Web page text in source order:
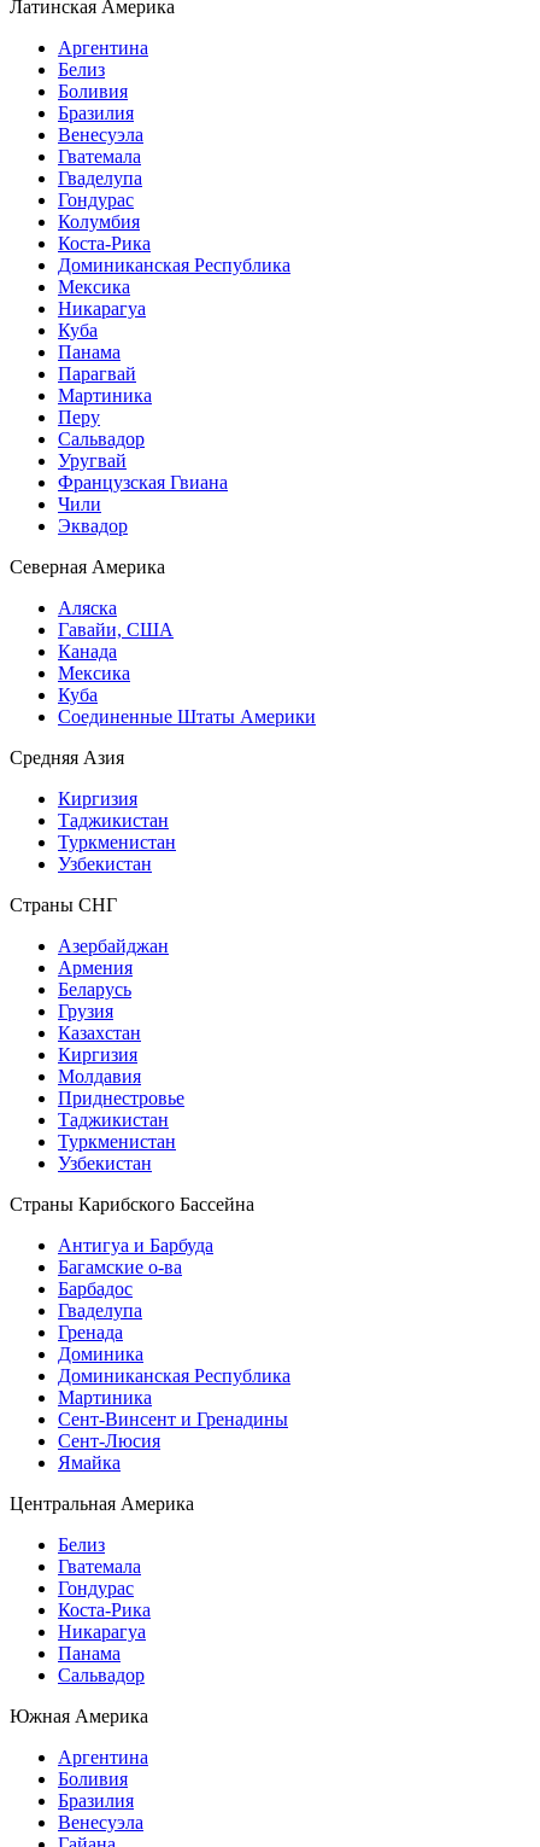
Латинская Америка
Аргентина
Белиз
Боливия
Бразилия
Венесуэла
Гватемала
Гваделупа
Гондурас
Колумбия
Коста-Рика
Доминиканская Республика
Мексика
Никарагуа
Куба
Панама
Парагвай
Мартиника
Перу
Сальвадор
Уругвай
Французская Гвиана
Чили
Эквадор
Северная Америка
Аляска
Гавайи, США
Канада
Мексика
Куба
Соединенные Штаты Америки
Средняя Азия
Киргизия
Таджикистан
Туркменистан
Узбекистан
Страны СНГ
Азербайджан
Армения
Беларусь
Грузия
Казахстан
Киргизия
Молдавия
Приднестровье
Таджикистан
Туркменистан
Узбекистан
Страны Карибского Бассейна
Антигуа и Барбуда
Багамские о-ва
Барбадос
Гваделупа
Гренада
Доминика
Доминиканская Республика
Мартиника
Сент-Винсент и Гренадины
Сент-Люсия
Ямайка
Центральная Америка
Белиз
Гватемала
Гондурас
Коста-Рика
Никарагуа
Панама
Сальвадор
Южная Америка
Аргентина
Боливия
Бразилия
Венесуэла